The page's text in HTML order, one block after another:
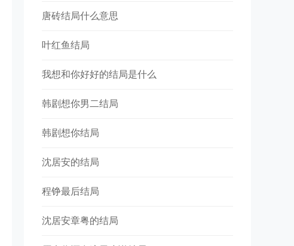
唐砖结局什么意思
叶红鱼结局
我想和你好好的结局是什么
韩剧想你男二结局
韩剧想你结局
沈居安的结局
程铮最后结局
沈居安章粤的结局